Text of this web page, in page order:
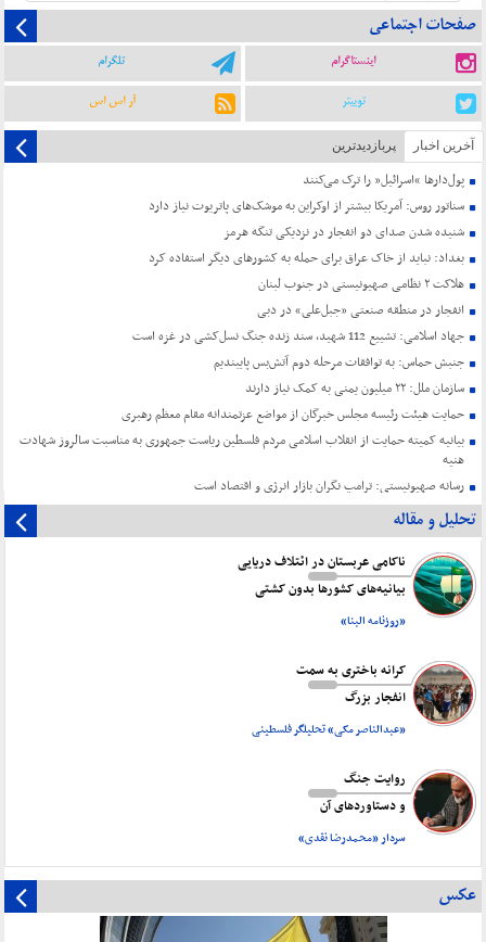
صفحات اجتماعی
اینستاگرام تلگرام
توییتر آر اس اس
آخرین اخبار پربازدیدترین
پول‌دارها “اسرائیل” را ترک می‌کنند
سناتور روس: آمریکا بیشتر از اوکراین به موشک‌های پاتریوت نیاز دارد
شنیده شدن صدای دو انفجار در نزدیکی تنگه هرمز
بغداد: نباید از خاک عراق برای حمله به کشورهای دیگر استفاده کرد
هلاکت ۲ نظامی صهیونیستی در جنوب لبنان
انفجار در منطقه صنعتی «جبل‌علی» در دبی
جهاد اسلامی: تشییع 112 شهید، سند زنده جنگ نسل‌کشی در غزه است
جنبش حماس: به توافقات مرحله دوم آتش‌بس پایبندیم
سازمان ملل: ۲۲ میلیون یمنی به کمک نیاز دارند
حمایت هیئت رئیسه مجلس خبرگان از مواضع عزتمندانه مقام معظم رهبری
بیانیه کمیته حمایت از انقلاب اسلامی مردم فلسطین ریاست جمهوری به مناسبت سالروز شهادت
هنیه
رسانه صهیونیستی: ترامپ نگران بازار انرژی و اقتصاد است
تحلیل و مقاله
ناکامی عربستان در ائتلاف دریایی
بیانیه‌های کشورها بدون کشتی
«روزنامه البنا»
کرانه باختری به سمت
انفجار بزرگ
«عبدالناصر مکی» تحلیلگر فلسطینی
روایت جنگ
و دستاورد‌های آن
سردار «محمدرضا نقدی»
عکس